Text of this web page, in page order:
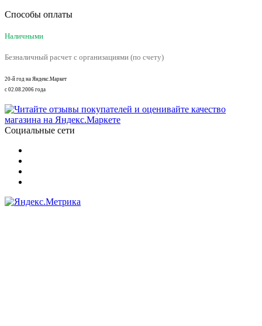
Способы оплаты
Наличными
Безналичный расчет с организациями (по счету)
20-й год на Яндекс.Маркет
с 02.08.2006 года
Социальные сети